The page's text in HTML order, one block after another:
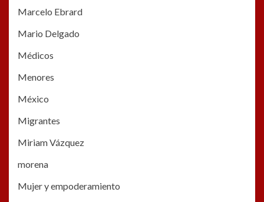
Marcelo Ebrard
Mario Delgado
Médicos
Menores
México
Migrantes
Miriam Vázquez
morena
Mujer y empoderamiento